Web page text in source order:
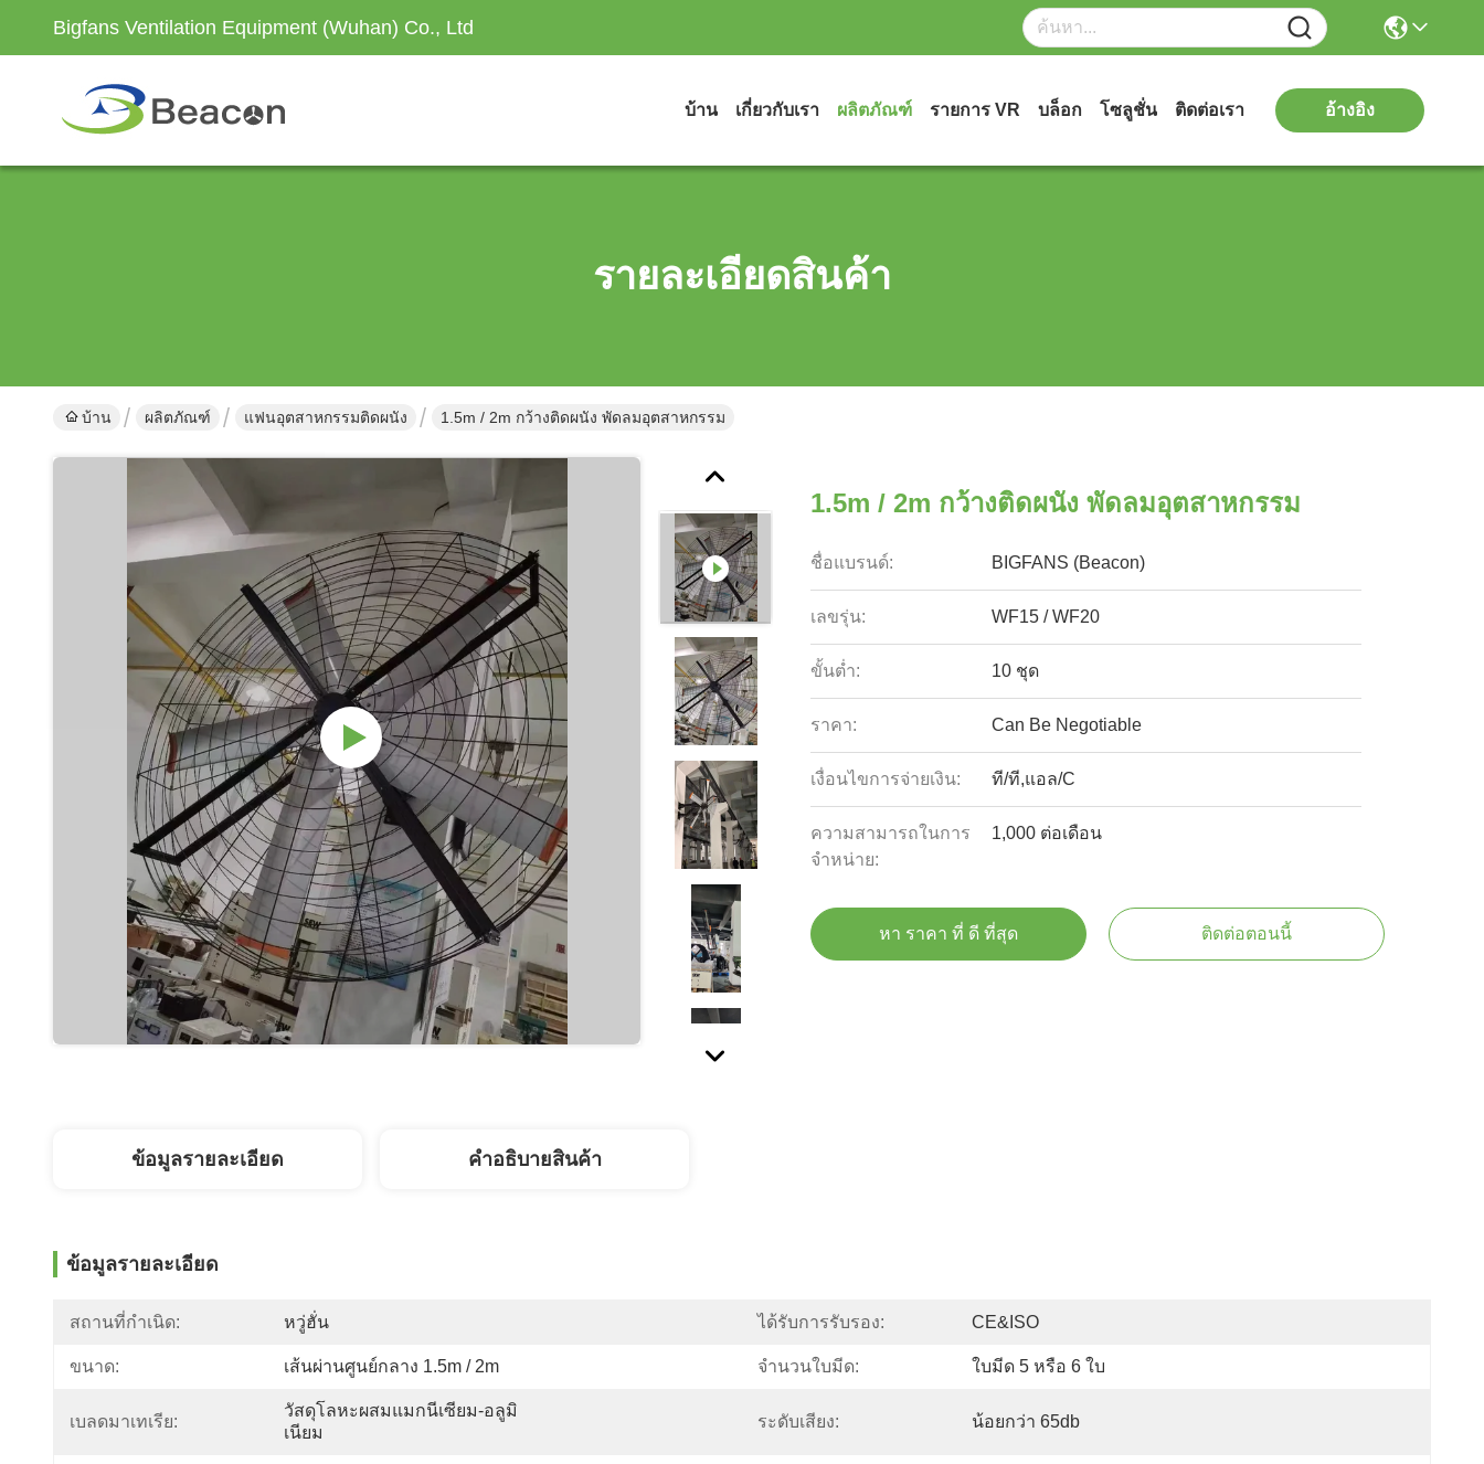
Bigfans Ventilation Equipment (Wuhan) Co., Ltd
บ้าน เกี่ยวกับเรา ผลิตภัณฑ์ รายการ VR บล็อก โซลูชั่น ติดต่อเรา อ้างอิง
รายละเอียดสินค้า
บ้าน ผลิตภัณฑ์ แฟนอุตสาหกรรมติดผนัง 1.5m / 2m กว้างติดผนัง พัดลมอุตสาหกรรม
1.5m / 2m กว้างติดผนัง พัดลมอุตสาหกรรม
ชื่อแบรนด์: BIGFANS (Beacon)
เลขรุ่น: WF15 / WF20
ขั้นต่ำ: 10 ชุด
ราคา: Can Be Negotiable
เงื่อนไขการจ่ายเงิน: ที/ที,แอล/C
ความสามารถในการ
จําหน่าย:
1,000 ต่อเดือน
หา ราคา ที่ ดี ที่สุด ติดต่อตอนนี้
ข้อมูลรายละเอียด คําอธิบายสินค้า
ข้อมูลรายละเอียด
สถานที่กำเนิด: หวู่ฮั่น ได้รับการรับรอง: CE&ISO
ขนาด: เส้นผ่านศูนย์กลาง 1.5m / 2m จำนวนใบมีด: ใบมีด 5 หรือ 6 ใบ
เบลดมาเทเรีย:
วัสดุโลหะผสมแมกนีเซียม-อลูมิ
เนียม
ระดับเสียง: น้อยกว่า 65db